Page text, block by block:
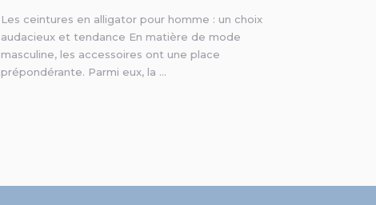
Les ceintures en alligator pour homme : un choix
audacieux et tendance En matière de mode
masculine, les accessoires ont une place
prépondérante. Parmi eux, la …